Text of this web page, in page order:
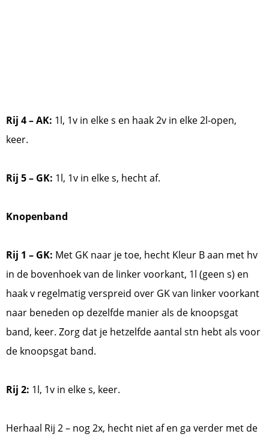
Rij 4 – AK: 1l, 1v in elke s en haak 2v in elke 2l-open,
keer.
Rij 5 – GK: 1l, 1v in elke s, hecht af.
Knopenband
Rij 1 – GK: Met GK naar je toe, hecht Kleur B aan met hv
in de bovenhoek van de linker voorkant, 1l (geen s) en
haak v regelmatig verspreid over GK van linker voorkant
naar beneden op dezelfde manier als de knoopsgat
band, keer. Zorg dat je hetzelfde aantal stn hebt als voor
de knoopsgat band.
Rij 2: 1l, 1v in elke s, keer.
Herhaal Rij 2 – nog 2x, hecht niet af en ga verder met de